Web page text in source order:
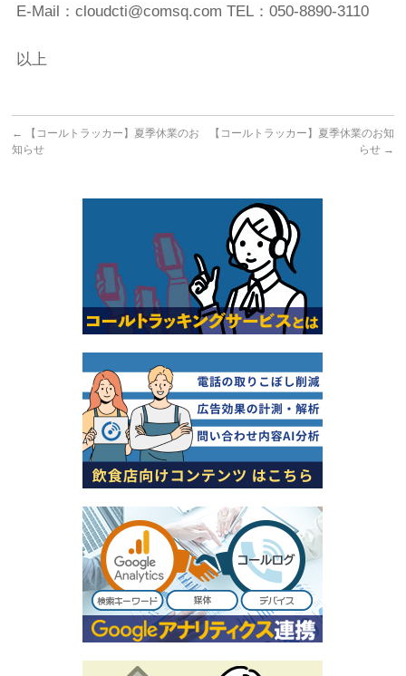
E-Mail：cloudcti@comsq.com TEL：050-8890-3110
以上
←
【コールトラッカー】夏季休業のお
知らせ
【コールトラッカー】夏季休業のお知
らせ →